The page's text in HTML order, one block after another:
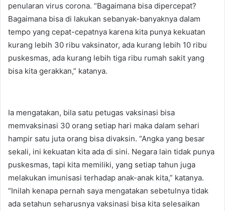
penularan virus corona. “Bagaimana bisa dipercepat?
Bagaimana bisa di lakukan sebanyak-banyaknya dalam
tempo yang cepat-cepatnya karena kita punya kekuatan
kurang lebih 30 ribu vaksinator, ada kurang lebih 10 ribu
puskesmas, ada kurang lebih tiga ribu rumah sakit yang
bisa kita gerakkan,” katanya.
Ia mengatakan, bila satu petugas vaksinasi bisa
memvaksinasi 30 orang setiap hari maka dalam sehari
hampir satu juta orang bisa divaksin. “Angka yang besar
sekali, ini kekuatan kita ada di sini. Negara lain tidak punya
puskesmas, tapi kita memiliki, yang setiap tahun juga
melakukan imunisasi terhadap anak-anak kita,” katanya.
“Inilah kenapa pernah saya mengatakan sebetulnya tidak
ada setahun seharusnya vaksinasi bisa kita selesaikan